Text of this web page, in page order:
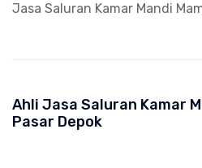
Jasa Saluran Kamar Mandi
Ahli Jasa Saluran Kamar
Pasar Depok